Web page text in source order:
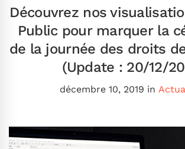
Découvrez nos
Public pour marquer la
de la journée des droits
(Update : 20/12/
décembre 10, 2019 in